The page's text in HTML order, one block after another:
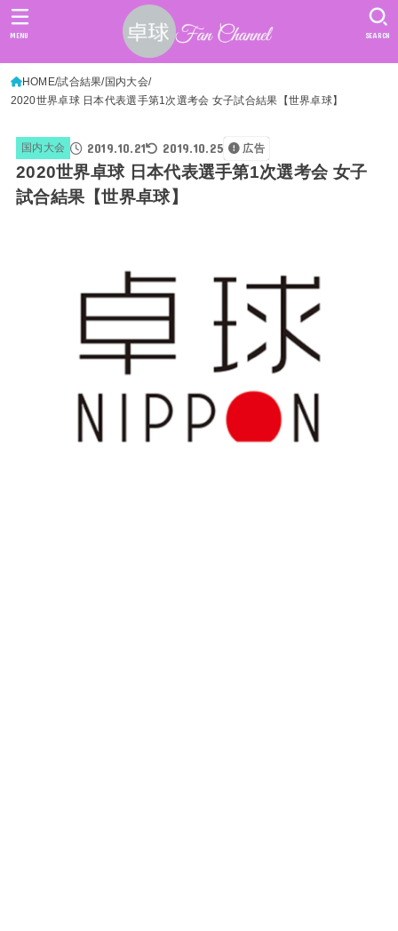
SEARCH
MENU
HOME 試合結果 国内大会
2020世界卓球 日本代表選手第1次選考会 女子試合結果【世界卓球】
国内大会 2019.10.21 2019.10.25 広告
2020世界卓球 日本代表選手第1次選考会 女子
試合結果【世界卓球】